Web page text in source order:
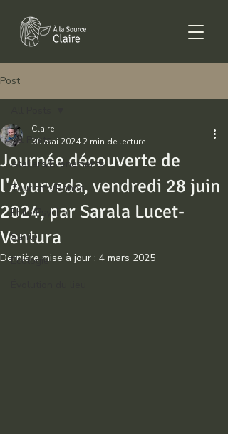
Post
All Posts
Ateliers/Événements
Tourisme/Rando
Philo/Psycho
Santé
Écologie
Journée découverte de
l'Ayurveda, vendredi 28 juin
2024, par Sarala Lucet-
Ventura
Claire
30 mai 2024 2 min de lecture
Dernière mise à jour : 4 mars 2025